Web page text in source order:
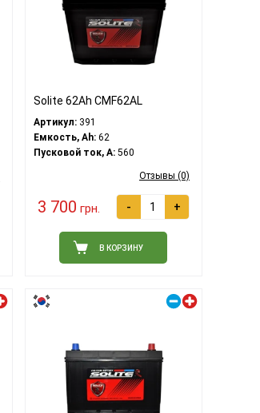
Solite 62Ah CMF62AL
Артикул:391
Емкость, Ah:62
Пусковой ток, A:560
Отзывы (0)
3 700 грн. - +
В КОРЗИНУ